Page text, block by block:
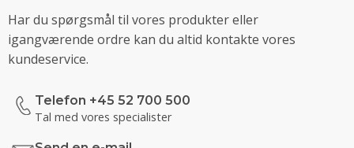
Har du spørgsmål til vores produkter eller
igangværende ordre kan du altid kontakte vores
kundeservice.
Telefon +45 52 700 500
Tal med vores specialister